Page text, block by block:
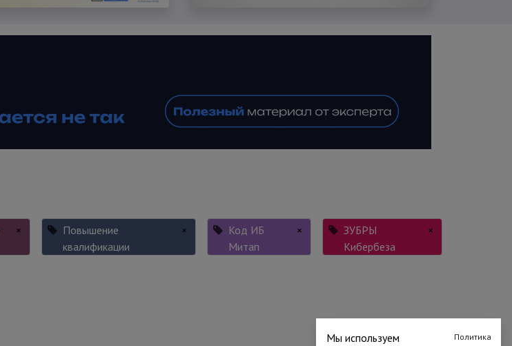
×
Повышение
квалификации
×
Код ИБ
Митап
×
ЗУБРЫ
Кибербеза
×
Мы используем
Политика